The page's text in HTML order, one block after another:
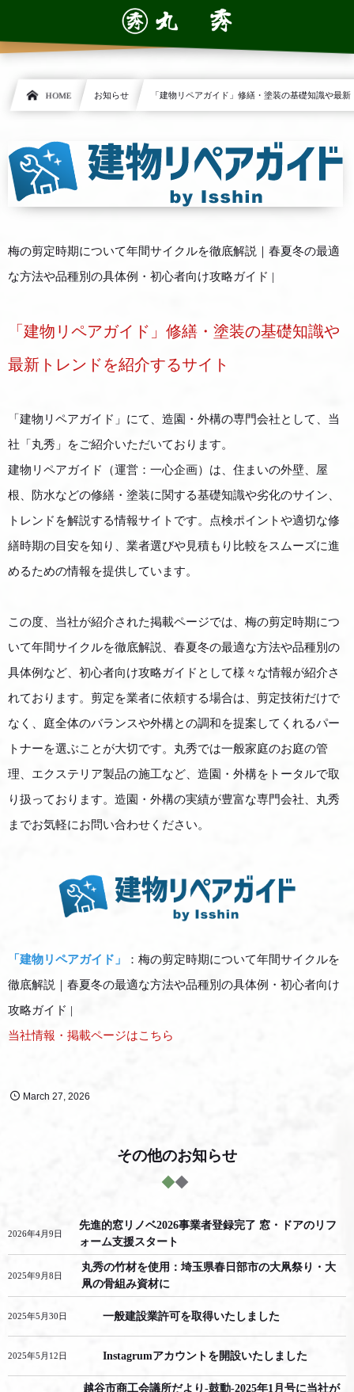
HOME お知らせ 「建物リペアガイド」修繕・塗装の基礎知識や最
梅の剪定時期について年間サイクルを徹底解説｜春夏冬の最適
な方法や品種別の具体例・初心者向け攻略ガイド |
「建物リペアガイド」修繕・塗装の基礎知識や
最新トレンドを紹介するサイト
「建物リペアガイド」にて、造園・外構の専門会社として、当
社「丸秀」をご紹介いただいております。
建物リペアガイド（運営：一心企画）は、住まいの外壁、屋
根、防水などの修繕・塗装に関する基礎知識や劣化のサイン、
トレンドを解説する情報サイトです。点検ポイントや適切な修
繕時期の目安を知り、業者選びや見積もり比較をスムーズに進
めるための情報を提供しています。
この度、当社が紹介された掲載ページでは、梅の剪定時期につ
いて年間サイクルを徹底解説、春夏冬の最適な方法や品種別の
具体例など、初心者向け攻略ガイドとして様々な情報が紹介さ
れております。剪定を業者に依頼する場合は、剪定技術だけで
なく、庭全体のバランスや外構との調和を提案してくれるパー
トナーを選ぶことが大切です。丸秀では一般家庭のお庭の管
理、エクステリア製品の施工など、造園・外構をトータルで取
り扱っております。造園・外構の実績が豊富な専門会社、丸秀
までお気軽にお問い合わせください。
「建物リペアガイド」
：梅の剪定時期について年間サイクルを
徹底解説｜春夏冬の最適な方法や品種別の具体例・初心者向け
攻略ガイド |
当社情報・掲載ページはこちら
March 27 ,2026
その他のお知らせ
2026年4月9日
先進的窓リノベ2026事業者登録完了 窓・ドアのリフ
ォーム支援スタート
2025年9月8日
丸秀の竹材を使用：埼玉県春日部市の大凧祭り・大
凧の骨組み資材に
2025年5月30日 一般建設業許可を取得いたしました
2025年5月12日 Instagrumアカウントを開設いたしました
越谷市商工会議所だより-鼓動-2025年1月号に当社が